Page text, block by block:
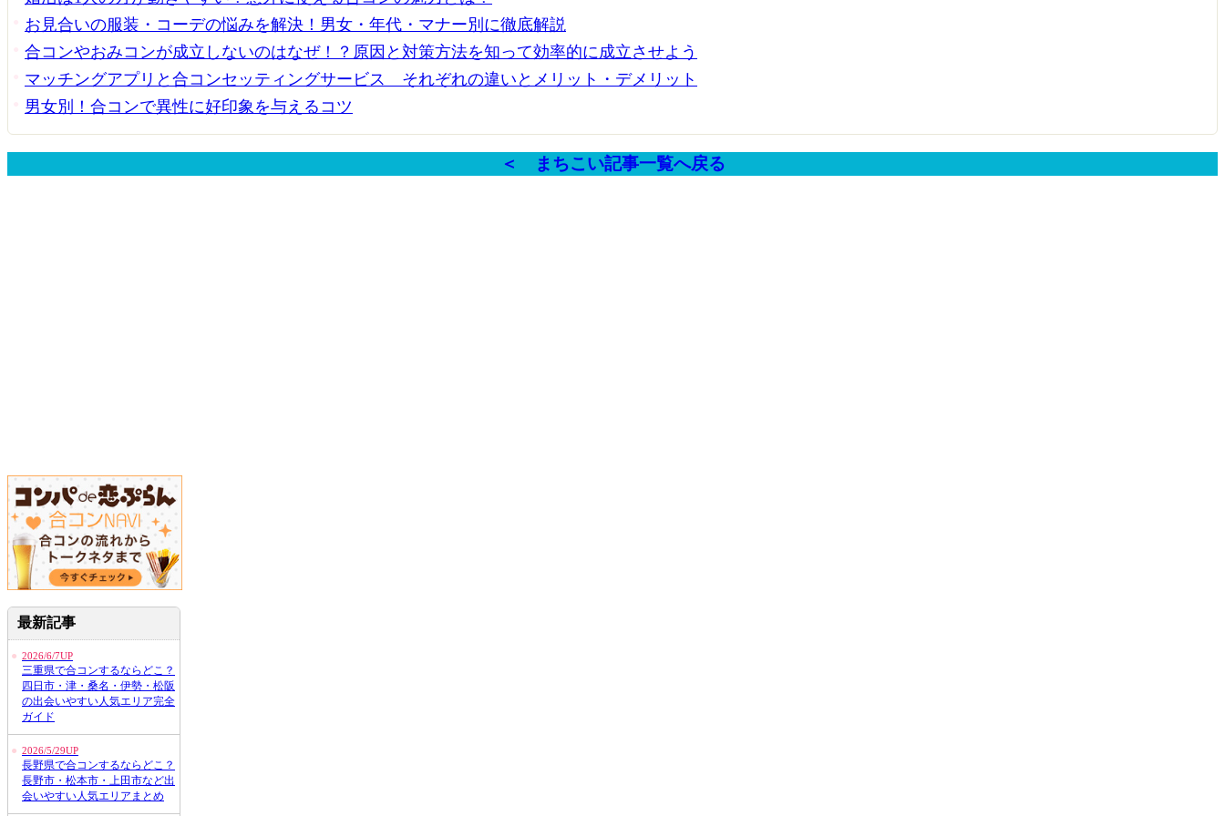
お見合いの服装・コーデの悩みを解決！男女・年代・マナー別に徹底解説
合コンやおみコンが成立しないのはなぜ！？原因と対策方法を知って効率的に成立させよう
マッチングアプリと合コンセッティングサービス それぞれの違いとメリット・デメリット
男女別！合コンで異性に好印象を与えるコツ
＜ まちこい記事一覧へ戻る
最新記事
2026/6/7UP
三重県で合コンするならどこ？
四日市・津・桑名・伊勢・松阪
の出会いやすい人気エリア完全
ガイド
2026/5/29UP
長野県で合コンするならどこ？
長野市・松本市・上田市など出
会いやすい人気エリアまとめ